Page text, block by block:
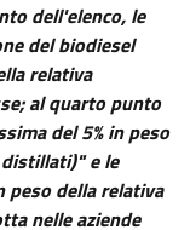
dell'elenco, le
del biodiesel
relativa
al quarto punto
del 5% in peso
e le
peso della relativa
nelle aziende